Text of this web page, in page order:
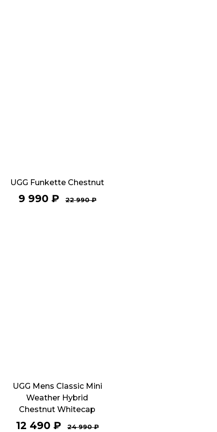
UGG Funkette Chestnut
9 990₽ 22 990₽
UGG Mens Classic Mini
Weather Hybrid
Chestnut Whitecap
12 490₽ 24 990₽